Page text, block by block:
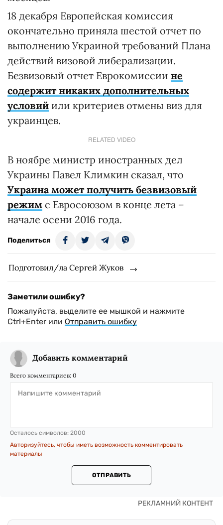
18 декабря Европейская комиссия
окончательно приняла шестой отчет по
выполнению Украиной требований Плана
действий визовой либерализации.
Безвизовый отчет Еврокомиссии не
содержит никаких дополнительных
условий или критериев отмены виз для
украинцев.
RELATED VIDEO
В ноябре министр иностранных дел
Украины Павел Климкин сказал, что
Украина может получить безвизовый
режим с Евросоюзом в конце лета –
начале осени 2016 года.
Поделиться
Подготовил/ла Сергей Жуков
Заметили ошибку?
Пожалуйста, выделите ее мышкой и нажмите
Ctrl+Enter или Отправить ошибку
Добавить комментарий
Всего комментариев: 0
Осталось символов: 2000
Авторизуйтесь, чтобы иметь возможность комментировать
материалы
ОТПРАВИТЬ